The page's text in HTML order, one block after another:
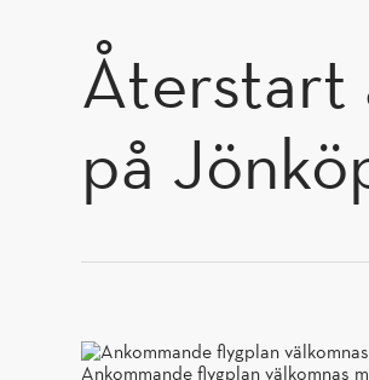
Återstart av passagerartrafiken
på
Ankommande flygplan välkomnas